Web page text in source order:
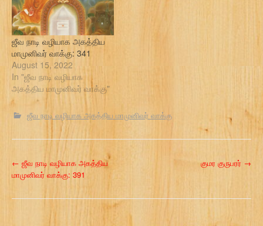
ஜீவ நாடி வழியாக அகத்திய
மாமுனிவர் வாக்கு: 341
August 15, 2022
In "ஜீவ நாடி வழியாக
அகத்திய மாமுனிவர் வாக்கு"
ஜீவ நாடி வழியாக அகத்திய மாமுனிவர் வாக்கு
P
← ஜீவ நாடி வழியாக அகத்திய
மாமுனிவர் வாக்கு: 391
குமர குருபரர் →